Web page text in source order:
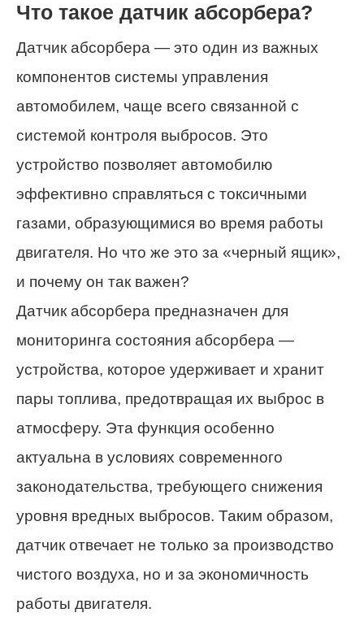
Что такое датчик абсорбера?
Датчик абсорбера — это один из важных
компонентов системы управления
автомобилем, чаще всего связанной с
системой контроля выбросов. Это
устройство позволяет автомобилю
эффективно справляться с токсичными
газами, образующимися во время работы
двигателя. Но что же это за «черный ящик»,
и почему он так важен?
Датчик абсорбера предназначен для
мониторинга состояния абсорбера —
устройства, которое удерживает и хранит
пары топлива, предотвращая их выброс в
атмосферу. Эта функция особенно
актуальна в условиях современного
законодательства, требующего снижения
уровня вредных выбросов. Таким образом,
датчик отвечает не только за производство
чистого воздуха, но и за экономичность
работы двигателя.